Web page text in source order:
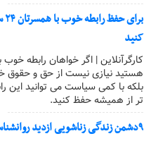
کنید
کارگرآنلاین | اگر خواهان رابطه
هستید نیازی نیست از حق و حقوق
بلکه با کمی سیاست می توانید این
تر از همیشه حفظ کنید.
۹دشمن زندگی زناشویی ازدید روانشناسی